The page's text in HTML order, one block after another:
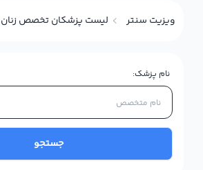
ویزیت سنتر لیست پزشکان تخصص زنان
نام پزشک:
جستجو